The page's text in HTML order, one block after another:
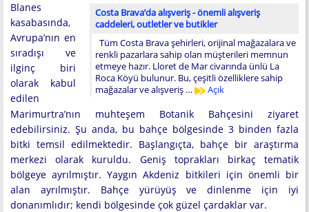
Costa Brava’da alışveriş - önemli alışveriş
caddeleri, outletler ve butikler
Tüm Costa Brava şehirleri, orijinal mağazalara ve
renkli pazarlara sahip olan müşterileri memnun
etmeye hazır. Lloret de Mar civarında ünlü La
Roca Köyü bulunur. Bu, çeşitli özelliklere sahip
mağazalar ve alışveriş …
Açık
Blanes
kasabasında,
Avrupa’nın en
sıradışı ve
ilginç biri
olarak kabul
edilen
Marimurtra’nın muhteşem Botanik Bahçesini ziyaret
edebilirsiniz. Şu anda, bu bahçe bölgesinde 3 binden fazla
bitki temsil edilmektedir. Başlangıçta, bahçe bir araştırma
merkezi olarak kuruldu. Geniş toprakları birkaç tematik
bölgeye ayrılmıştır. Yaygın Akdeniz bitkileri için önemli bir
alan ayrılmıştır. Bahçe yürüyüş ve dinlenme için iyi
donanımlıdır; kendi bölgesinde çok güzel çardaklar var.